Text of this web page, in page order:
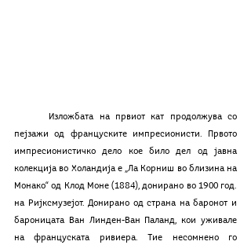
пејзажи од француските импресионисти. Првото
импресионистичко дело кое било дел од јавна
колекција во Холандија е „Ла Корниш во близина на
Монако“ од Клод Моне (1884), донирано во 1900 год.
на Ријксмузејот. Донирано од страна на баронот и
бароницата Ван Линден-Ван Паланд, кои уживале
на француската ривиера. Тие несомнено го